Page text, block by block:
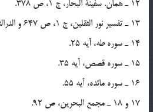
12 ـ همان. سفینة البحار، ج 1، ص 378.
13 ـ تفسیر نور الثقلین، ج 1، ص 647 و الدرالثمین، ص 17 .
14 ـ سوره طه، آیه 25.
15 ـ سوره قصص، آیه 35.
16 ـ سوره مائده، آیه 55.
17 و 18 ـ مجمع البحرین، ص 92.